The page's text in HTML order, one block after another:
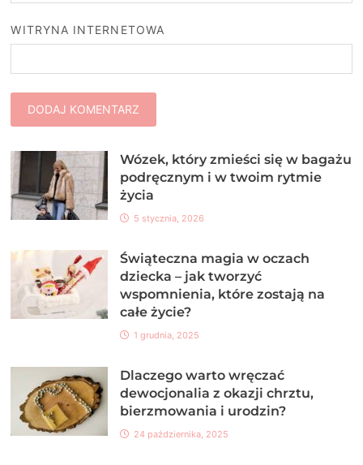
WITRYNA INTERNETOWA
Wózek, który zmieści się w bagażu
podręcznym i w twoim rytmie
życia
5 stycznia, 2026
Świąteczna magia w oczach
dziecka – jak tworzyć
wspomnienia, które zostają na
całe życie?
1 grudnia, 2025
Dlaczego warto wręczać
dewocjonalia z okazji chrztu,
bierzmowania i urodzin?
24 października, 2025